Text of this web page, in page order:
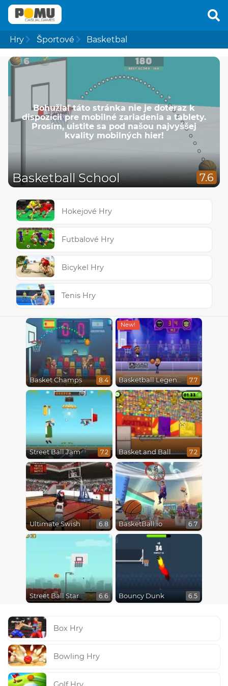
Hry Športové Basketbal
Bohužiaľ táto stránka nie je doteraz k
dispozícii pre mobilné zariadenia a tablety.
Prosím, uistite sa pod našou najvyššej
kvality mobilných hier!
Basketball School 7.6
Hokejové Hry
Futbalové Hry
Bicykel Hry
Tenis Hry
Basket Champs 8.4 Basketball Legends 2020 7.7
Street Ball Jam 7.2 Basket and Ball 7.2
Ultimate Swish 6.8 BasketBall.io 6.7
Street Ball Star 6.6 Bouncy Dunk 6.5
Box Hry
Bowling Hry